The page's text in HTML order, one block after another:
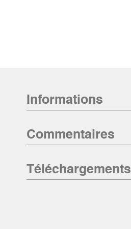
Informations
Commentaires
Téléchargements